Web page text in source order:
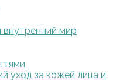
мир
уход за кожей лица и